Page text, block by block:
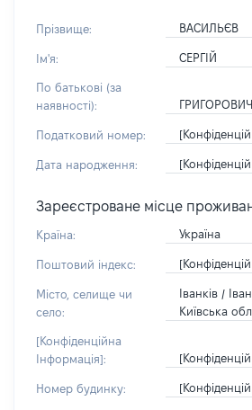
Прізвище: ВАСИЛЬЄВ
Ім'я: СЕРГІЙ
По батькові (за
наявності):
ГРИГОРОВИЧ
Податковий номер:
Дата народження:
Зареєстроване місце
Країна: Україна
Поштовий індекс:
Місто, селище чи
село:
Іванків /
Київська
[Конфіденційна
Інформація]:
Номер будинку: